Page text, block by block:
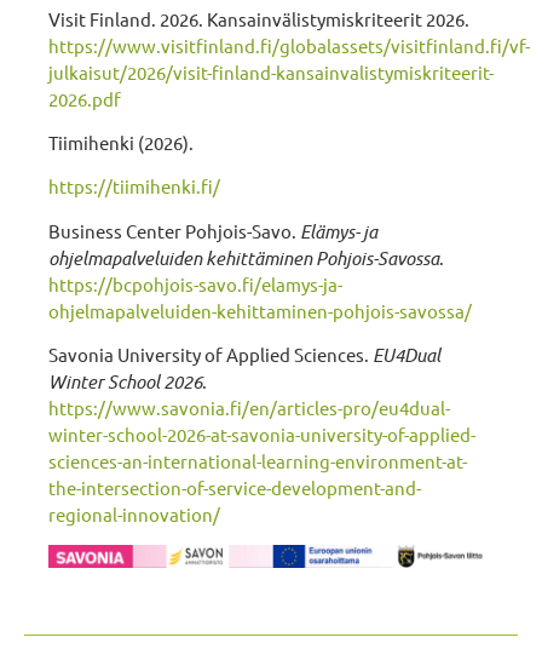
Visit Finland. 2026. Kansainvälistymiskriteerit 2026.
https://www.visitfinland.fi/globalassets/visitfinland.fi/vf-
julkaisut/2026/visit-finland-kansainvalistymiskriteerit-
2026.pdf
Tiimihenki (2026).
https://tiimihenki.fi/
Business Center Pohjois-Savo. Elämys- ja
ohjelmapalveluiden kehittäminen Pohjois-Savossa.
https://bcpohjois-savo.fi/elamys-ja-
ohjelmapalveluiden-kehittaminen-pohjois-savossa/
Savonia University of Applied Sciences. EU4Dual
Winter School 2026.
https://www.savonia.fi/en/articles-pro/eu4dual-
winter-school-2026-at-savonia-university-of-applied-
sciences-an-international-learning-environment-at-
the-intersection-of-service-development-and-
regional-innovation/